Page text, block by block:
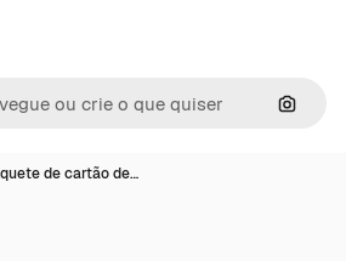
de cartão de…